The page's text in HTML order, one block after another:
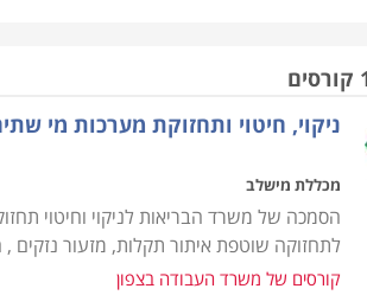
של שרברבים בתיקון ובהצבת צנרת
דוגמת עסקי השקייה וחקלאות, העוסקים
שמש. מכיוון שמדובר בסוגי תקלות
שהוא יכול לפנות לאיש מקצוע אמין ושזה
בארץ גם הם תורמים לצורך בפתרון
שמתבטאת לכאורה בטפטוף קל, עלולה
ניקוי, חיטוי ותחזוקת מערכות מי
מכללת מישלב
הסמכה של משרד הבריאות לניקוי וחיטוי
לתחזוקה שוטפת איתור תקלות, מזעור נזקים ,
קורסים של משרד העבודה בצפון